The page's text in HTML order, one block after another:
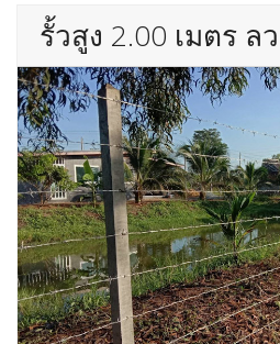
รั้วสูง 2.00 เมตร ล